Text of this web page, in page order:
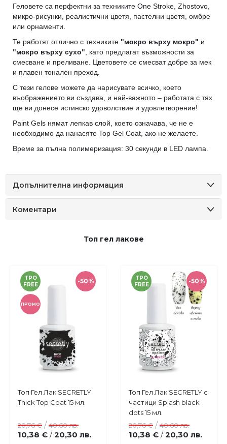
Геловете са перфектни за техниките One Stroke, Zhostovo,
микро-рисунки, реалистични цветя, пастелни цветя, омбре
или орнаменти.
Те работят отлично с техниките "мокро върху мокро" и
"мокро върху сухо" , като предлагат възможности за
смесване и преливане. Цветовете се смесват добре за мек
и плавен тонален преход.
С тези гелове можете да нарисувате всичко, което
въображението ви създава, и най-важното – работата с тях
ще ви донесе истинско удоволствие и удовлетворение!
Paint Gels нямат лепкав слой, което означава, че не е
необходимо да нанасяте Top Gel Coat, ако не желаете.
Време за пълна полимеризация: 30 секунди в LED лампа.
Допълнителна информация
Коментари
Топ гел лакове
-50%
TPO
FREE
ПРОМО
Добави
в
Купи
Топ Гел Лак SECRETLY
Thick Top Coat 15 мл.
10,38 € / 20,30 лв.
20,76 € / 40,60 лв.
-50%
TPO
FREE
Добави
в
Топ Гел Лак SECRETLY с
частици Splash black
dots 15 мл.
10,38 € / 20,30 лв.
20,76 € / 40,60 лв.